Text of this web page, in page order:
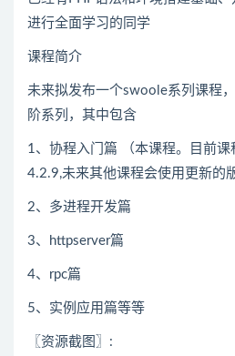
进行全面学习的同学
课程简介
未来拟发布一个swoole系列课程
阶系列，其中包含
1、协程入门篇 （本课程。目前
4.2.9,未来其他课程会使用更新的
2、多进程开发篇
3、httpserver篇
4、rpc篇
5、实例应用篇等等
〖资源截图〗: